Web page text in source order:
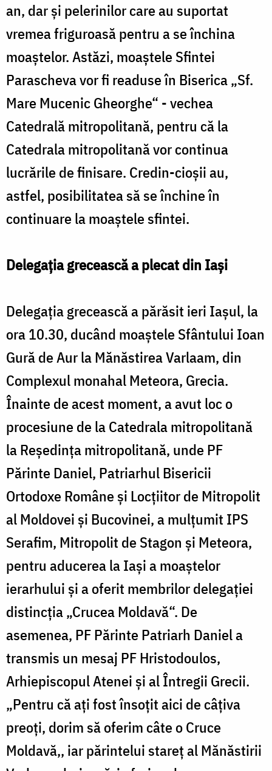
an, dar şi pelerinilor care au suportat
vremea friguroasă pentru a se închina
moaştelor. Astăzi, moaştele Sfintei
Parascheva vor fi readuse în Biserica „Sf.
Mare Mucenic Gheorghe“ - vechea
Catedrală mitropolitană, pentru că la
Catedrala mitropolitană vor continua
lucrările de finisare. Credin-cioşii au,
astfel, posibilitatea să se închine în
continuare la moaştele sfintei.
Delegaţia grecească a plecat din Iaşi
Delegaţia grecească a părăsit ieri Iaşul, la
ora 10.30, ducând moaştele Sfântului Ioan
Gură de Aur la Mănăstirea Varlaam, din
Complexul monahal Meteora, Grecia.
Înainte de acest moment, a avut loc o
procesiune de la Catedrala mitropolitană
la Reşedinţa mitropolitană, unde PF
Părinte Daniel, Patriarhul Bisericii
Ortodoxe Române şi Locţiitor de Mitropolit
al Moldovei şi Bucovinei, a mulţumit IPS
Serafim, Mitropolit de Stagon şi Meteora,
pentru aducerea la Iaşi a moaştelor
ierarhului şi a oferit membrilor delegaţiei
distincţia „Crucea Moldavă“. De
asemenea, PF Părinte Patriarh Daniel a
transmis un mesaj PF Hristodoulos,
Arhiepiscopul Atenei şi al Întregii Grecii.
„Pentru că aţi fost însoţit aici de câţiva
preoţi, dorim să oferim câte o Cruce
Moldavă,, iar părintelui stareţ al Mănăstirii